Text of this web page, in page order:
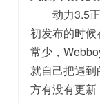
动力3.5正
初发布的时
常少，
就自己把遇
方有没有更